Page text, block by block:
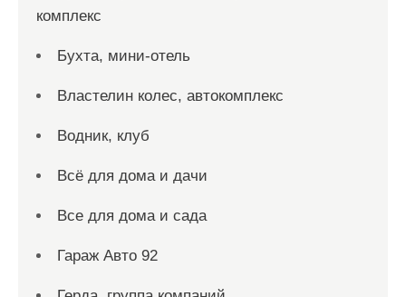
комплекс
Бухта, мини-отель
Властелин колес, автокомплекс
Водник, клуб
Всё для дома и дачи
Все для дома и сада
Гараж Авто 92